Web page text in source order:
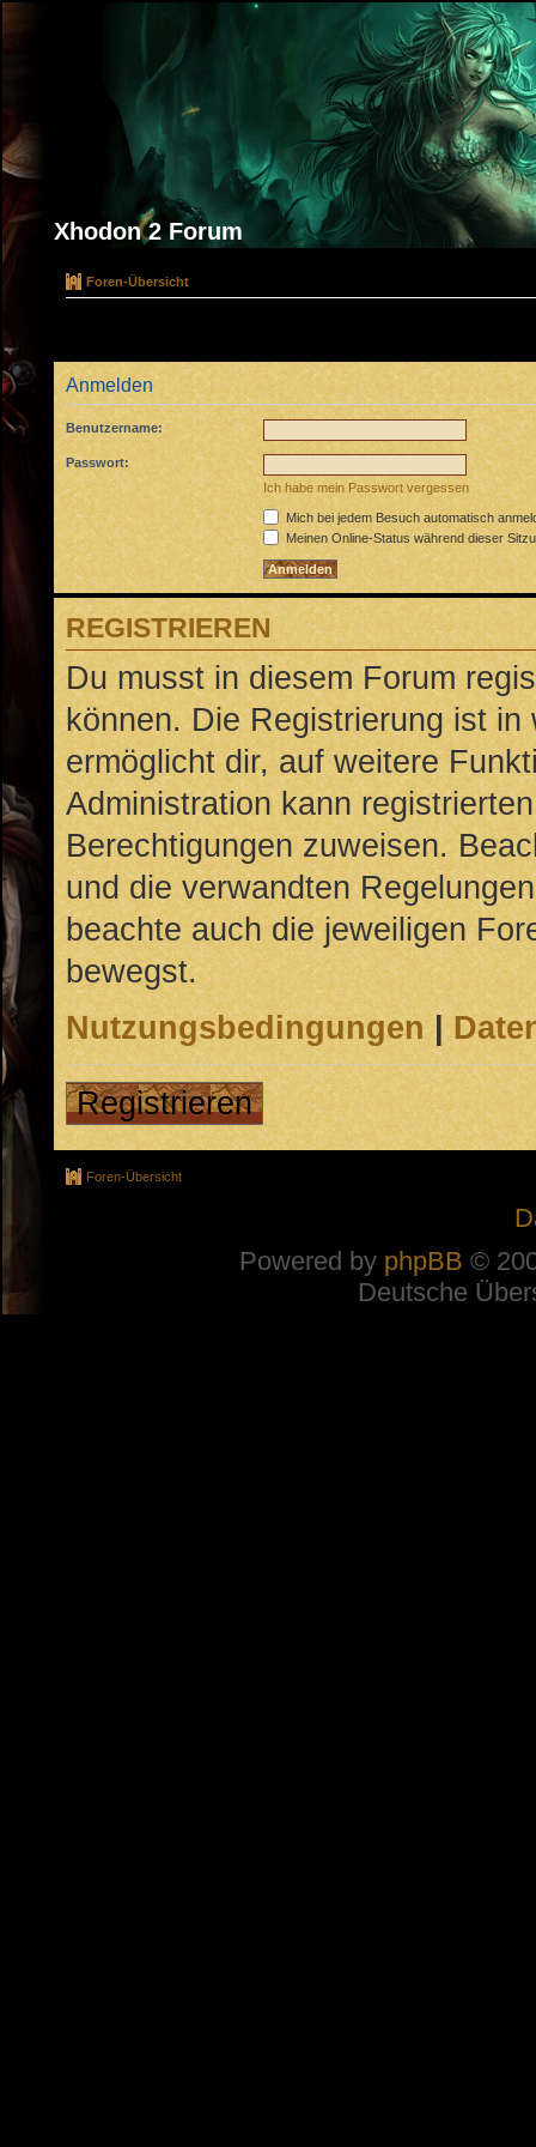
Xhodon 2 Forum
Foren-Übersicht
Anmelden
Benutzername:
Passwort:
Ich habe mein Passwort vergessen
Mich bei jedem Besuch automatisch
Meinen Online-Status während dieser
REGISTRIEREN
Du musst in diesem Forum
können. Die Registrierung ist
ermöglicht dir, auf weitere
Administration kann
Berechtigungen zuweisen.
und die verwandten
beachte auch die jeweiligen
bewegst.
Nutzungsbedingungen|
Registrieren
Foren-Übersicht
Powered by phpBB ©
Deutsche